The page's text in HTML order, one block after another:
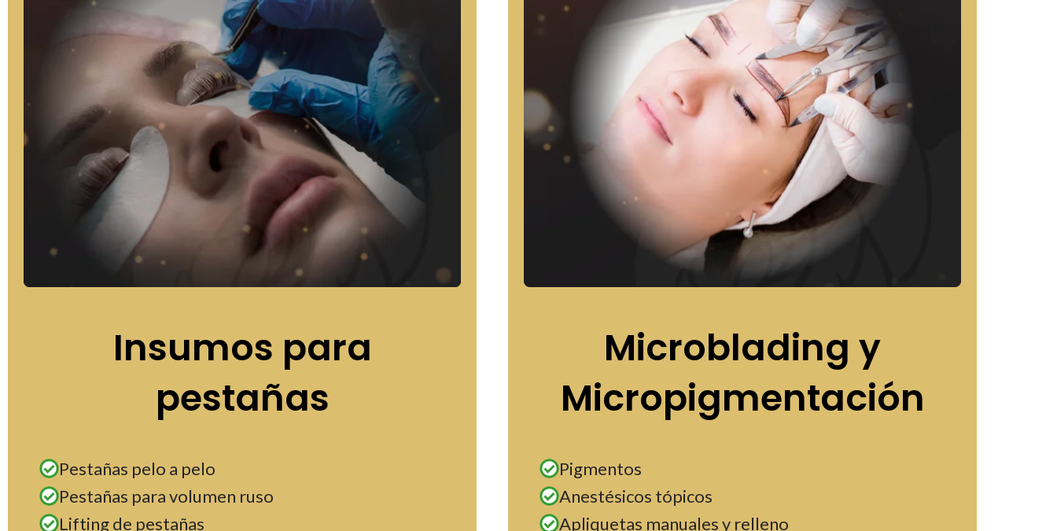
Insumos para
pestañas
Pestañas pelo a pelo
Pestañas para volumen ruso
Lifting de pestañas
Microblading y
Micropigmentación
Pigmentos
Anestésicos tópicos
Apliquetas manuales y relleno